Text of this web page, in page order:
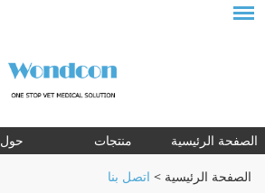
الصفحة الرئيسية منتجات حول
الصفحة الرئيسية > اتصل بنا